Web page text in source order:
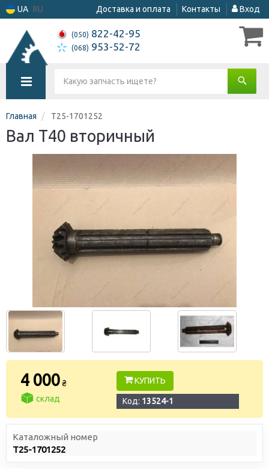
UA RU Доставка и оплата Контакты Вход
(050) 822-42-95
(068) 953-52-72
Главная Т25-1701252
Вал Т40 вторичный
4 000₴
склад
КУПИТЬ
Код: 13524-1
Каталожный номер
Т25-1701252